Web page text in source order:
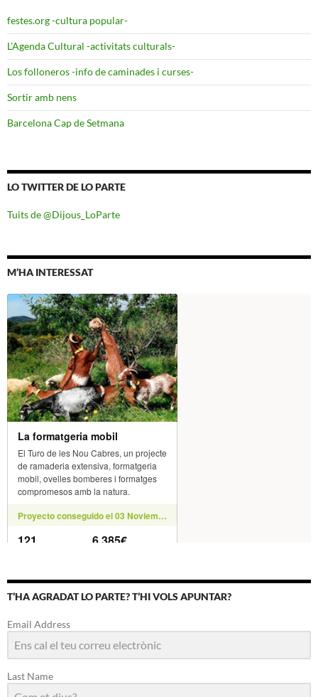
festes.org -cultura popular-
L’Agenda Cultural -activitats culturals-
Los folloneros -info de caminades i curses-
Sortir amb nens
Barcelona Cap de Setmana
LO TWITTER DE LO PARTE
Tuits de @Dijous_LoParte
M’HA INTERESSAT
T’HA AGRADAT LO PARTE? T’HI VOLS APUNTAR?
Email Address
Last Name